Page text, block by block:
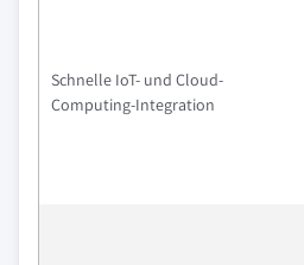
Schnelle IoT- und Cloud-
Computing-Integration